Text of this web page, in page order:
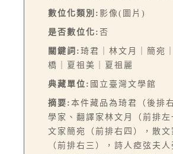
數位化類別: 影像(圖片)
是否數位化: 否
關鍵詞: 琦君｜林文月｜簡宛
橋｜夏祖美｜夏祖麗
典藏單位: 國立臺灣文學館
摘要: 本件藏品為琦君（後排
學家、翻譯家林文月（前排左
文家簡宛（前排右四），散文
（前排右三），詩人瘂弦夫人